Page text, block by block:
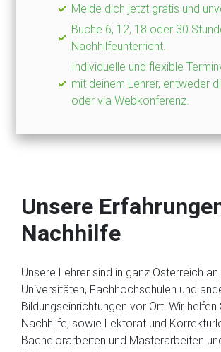
Melde dich jetzt gratis und
Buche 6, 12, 18 oder 30
Nachhilfeunterricht.
Individuelle und flexible
mit deinem Lehrer, entweder
oder via Webkonferenz.
Unsere
Nachhilfe
Unsere Lehrer sind in ganz Österreich
Universitäten, Fachhochschulen und
Bildungseinrichtungen vor Ort! Wir
Nachhilfe, sowie Lektorat und
Bachelorarbeiten und Masterarbeiten